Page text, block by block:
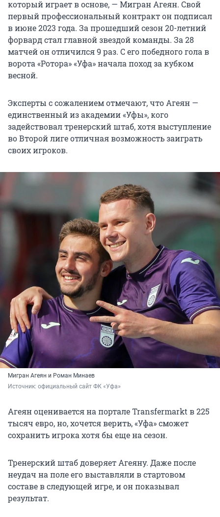
который играет в основе, — Мигран Агеян. Свой
первый профессиональный контракт он подписал
в июне 2023 года. За прошедший сезон 20-летний
форвард стал главной звездой команды. За 28
матчей он отличился 9 раз. С его победного гола в
ворота «Ротора» «Уфа» начала поход за кубком
весной.
Эксперты с сожалением отмечают, что Агеян —
единственный из академии «Уфы», кого
задействовал тренерский штаб, хотя выступление
во Второй лиге отличная возможность заиграть
своих игроков.
Мигран Агеян и Роман Минаев
Источник: официальный сайт ФК «Уфа»
Агеян оценивается на портале Transfermarkt в 225
тысяч евро, но, хочется верить, «Уфа» сможет
сохранить игрока хотя бы еще на сезон.
Тренерский штаб доверяет Агеяну. Даже после
неудач на поле его выставляли в стартовом
составе в следующей игре, и он показывал
результат.